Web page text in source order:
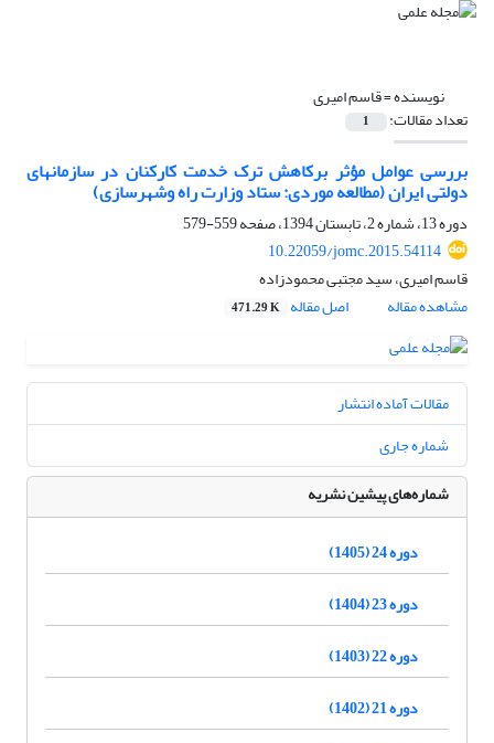
نویسنده =قاسم امیری
تعداد مقالات: 1
بررسی عوامل مؤثر برکاهش ترک خدمت کارکنان در سازمانهای
دولتی ایران (مطالعه موردی: ستاد وزارت راه وشهرسازی)
دوره 13، شماره 2، تابستان 1394، صفحه
559-579
10.22059/jomc.2015.54114
قاسم امیری، سید مجتبی محمودزاده
مشاهده مقاله
اصل مقاله 471.29 K
مقالات آماده انتشار
شماره جاری
شماره‌های پیشین نشریه
دوره 24 (1405)
دوره 23 (1404)
دوره 22 (1403)
دوره 21 (1402)